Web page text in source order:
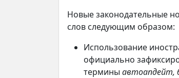
Новые законодательные
слов следующим образом:
Использование
официально
термины автоапдейт,